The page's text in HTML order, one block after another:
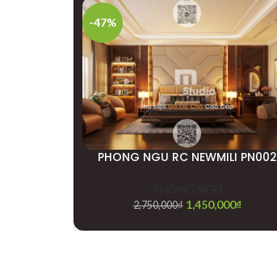
-47%
PHONG NGU RC NEWMILI PN002
2,750,000₫ 1,450,000₫